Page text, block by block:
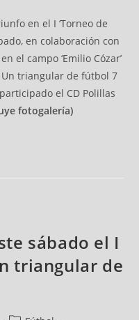
en el I ‘Torneo de
en colaboración con
el campo ‘Emilio Cózar’
triangular de fútbol 7
el CD Polillas
fotogalería)
sábado el I
triangular de